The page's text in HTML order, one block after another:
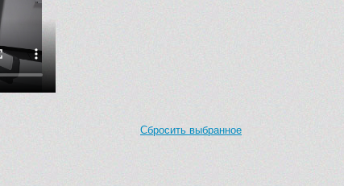
Сбросить выбранное